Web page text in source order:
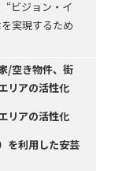
“ビジョン・イ
実現するため
/空き物件、街
リアの活性化
リアの活性化
を利⽤した安芸